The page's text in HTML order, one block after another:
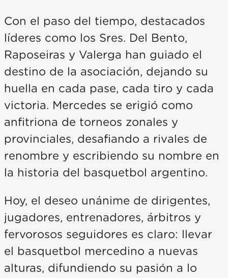
Con el paso del tiempo, destacados
líderes como los Sres. Del Bento,
Raposeiras y Valerga han guiado el
destino de la asociación, dejando su
huella en cada pase, cada tiro y cada
victoria. Mercedes se erigió como
anfitriona de torneos zonales y
provinciales, desafiando a rivales de
renombre y escribiendo su nombre en
la historia del basquetbol argentino.
Hoy, el deseo unánime de dirigentes,
jugadores, entrenadores, árbitros y
fervorosos seguidores es claro: llevar
el basquetbol mercedino a nuevas
alturas, difundiendo su pasión a lo